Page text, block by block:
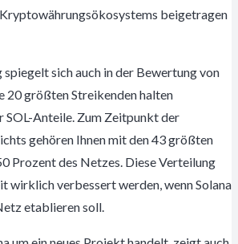
beigetragen
sich auch in der Bewertung von
20 größten Streikenden halten
SOL-Anteile. Zum Zeitpunkt der
gehören Ihnen mit den 43 größten
Prozent des Netzes. Diese Verteilung
wirklich verbessert werden, wenn Solana
etablieren soll.